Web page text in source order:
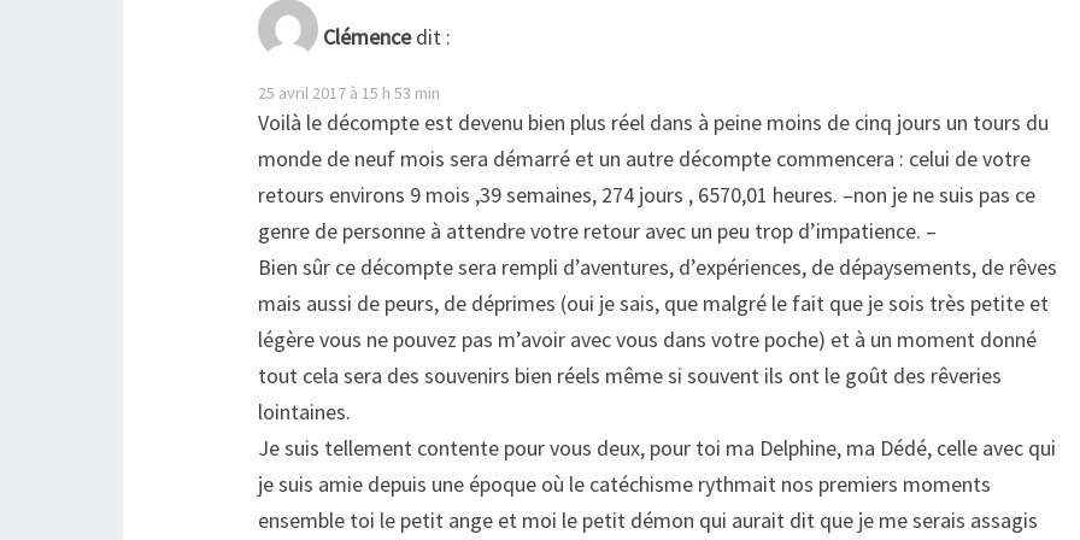
Clémence dit :
25 avril 2017 à 15 h 53 min
Voilà le décompte est devenu bien plus réel dans à peine moins de cinq jours un tours du
monde de neuf mois sera démarré et un autre décompte commencera : celui de votre
retours environs 9 mois ,39 semaines, 274 jours , 6570,01 heures. –non je ne suis pas ce
genre de personne à attendre votre retour avec un peu trop d’impatience. –
Bien sûr ce décompte sera rempli d’aventures, d’expériences, de dépaysements, de rêves
mais aussi de peurs, de déprimes (oui je sais, que malgré le fait que je sois très petite et
légère vous ne pouvez pas m’avoir avec vous dans votre poche) et à un moment donné
tout cela sera des souvenirs bien réels même si souvent ils ont le goût des rêveries
lointaines.
Je suis tellement contente pour vous deux, pour toi ma Delphine, ma Dédé, celle avec qui
je suis amie depuis une époque où le catéchisme rythmait nos premiers moments
ensemble toi le petit ange et moi le petit démon qui aurait dit que je me serais assagis